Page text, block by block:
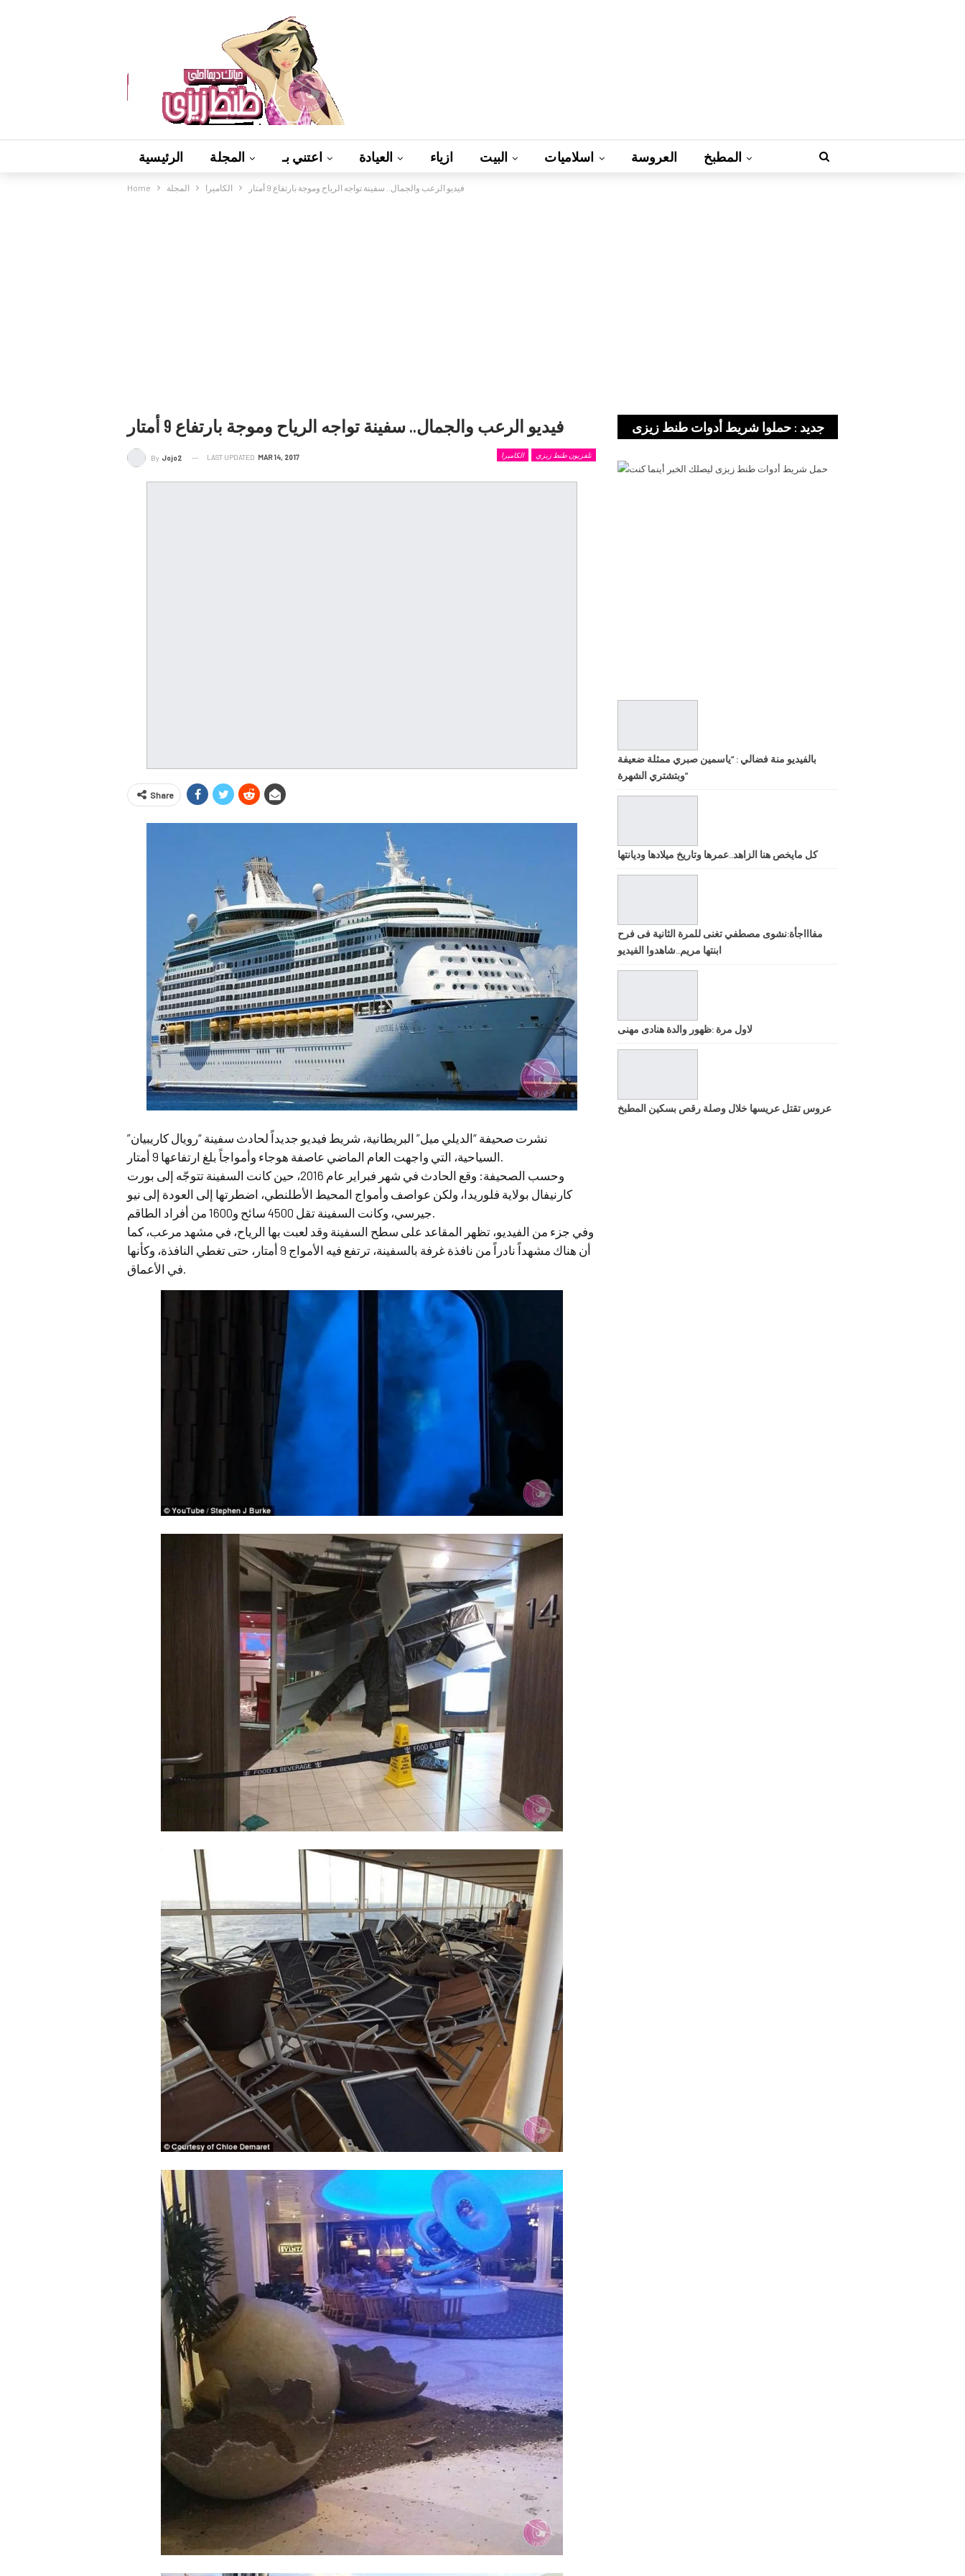
الرئيسية المجلة اعتني بـ العيادة ازياء البيت اسلاميات العروسة المطبخ
ألعاب فيديوهات Home المجلة الكاميرا فيديو الرعب والجمال.. سفينة تواجه الرياح وموجة بارتفاع 9 أمتار
فيديو الرعب والجمال.. سفينة تواجه الرياح وموجة بارتفاع 9 أمتار
الكاميرا تلفزيون طنط زيزي By Jojo2 LAST UPDATED MAR 14, 2017
Share
نشرت صحيفة “الديلي ميل” البريطانية، شريط فيديو جديداً لحادث سفينة “رويال كاريبيان”
السياحية، التي واجهت العام الماضي عاصفة هوجاء وأمواجاً بلغ ارتفاعها 9 أمتار.
وحسب الصحيفة: وقع الحادث في شهر فبراير عام 2016، حين كانت السفينة تتوجّه إلى بورت
كارنيفال بولاية فلوريدا، ولكن عواصف وأمواج المحيط الأطلنطي، اضطرتها إلى العودة إلى نيو
جيرسي، وكانت السفينة تقل 4500 سائح و1600 من أفراد الطاقم.
وفي جزء من الفيديو، تظهر المقاعد على سطح السفينة وقد لعبت بها الرياح، في مشهد مرعب، كما
أن هناك مشهداً نادراً من نافذة غرفة بالسفينة، ترتفع فيه الأمواج 9 أمتار، حتى تغطي النافذة، وكأنها
في الأعماق.
جديد : حملوا شريط أدوات طنط زيزى
بالفيديو منة فضالي : “ياسمين صبري ممثلة ضعيفة
وبتشتري الشهرة”
كل مايخص هنا الزاهد..عمرها وتاريخ ميلادها وديانتها
مفاااجأة:نشوى مصطفي تغنى للمرة الثانية فى فرح
ابنتها مريم..شاهدوا الفيديو
لاول مرة :ظهور والدة هنادى مهنى
عروس تقتل عريسها خلال وصلة رقص بسكين المطبخ